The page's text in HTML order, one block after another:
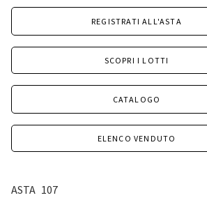
REGISTRATI ALL'ASTA
SCOPRI I LOTTI
CATALOGO
ELENCO VENDUTO
ASTA 107